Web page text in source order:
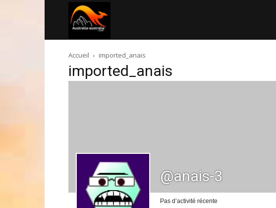
australie.com
Accueil imported_anais
imported_anais
@anais-3
Pas d’activité récente